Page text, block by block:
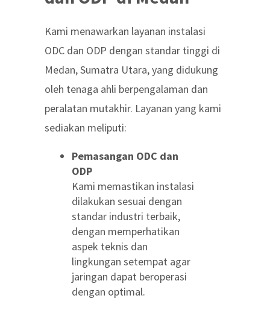
Kami menawarkan layanan instalasi
ODC dan ODP dengan standar tinggi di
Medan, Sumatra Utara, yang didukung
oleh tenaga ahli berpengalaman dan
peralatan mutakhir. Layanan yang kami
sediakan meliputi:
Pemasangan ODC dan
ODP
Kami memastikan instalasi
dilakukan sesuai dengan
standar industri terbaik,
dengan memperhatikan
aspek teknis dan
lingkungan setempat agar
jaringan dapat beroperasi
dengan optimal.